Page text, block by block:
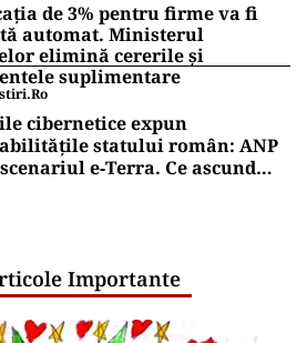
de 3% pentru firme va fi
automat. Ministerul
elimină cererile și
suplimentare
cibernetice expun
statului român: ANP
e‑Terra. Ce ascund
Importante